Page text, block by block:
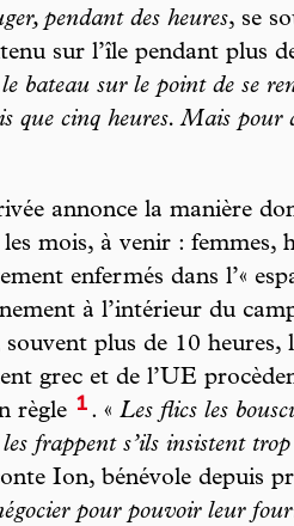
pendant des heures, se
sur l’île pendant plus
bateau sur le point de se
que cinq heures. Mais pour
annonce la manière
mois, à venir : femmes,
enfermés dans l’«
à l’intérieur du
plus de 10 heures,
grec et de l’UE
règle 1 . « Les flics les
frappent s’ils insistent
Ion, bénévole depuis
pour pouvoir leur